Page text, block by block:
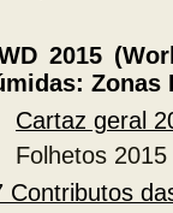
2015
Zonas
Cartaz geral
Folhetos 2015
Contributos